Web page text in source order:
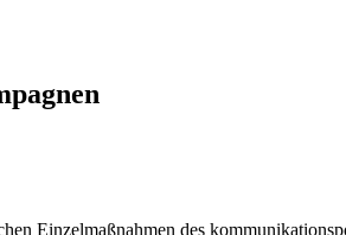
Einzelmaßnahmen des